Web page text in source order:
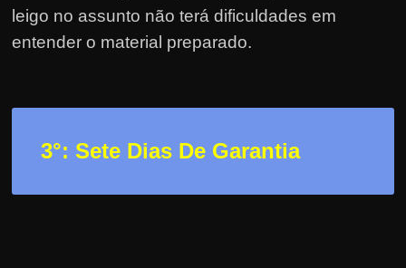
leigo no assunto não terá dificuldades em
entender o material preparado.
3°: Sete Dias De Garantia